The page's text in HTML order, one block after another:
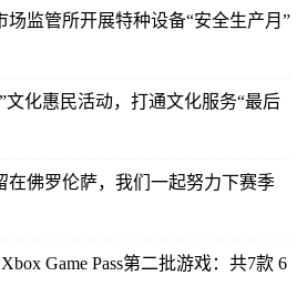
场监管所开展特种设备“安全生产月”
文化惠民活动，打通文化服务“最后
在佛罗伦萨，我们一起努力下赛季
Game Pass第二批游戏：共7款 6